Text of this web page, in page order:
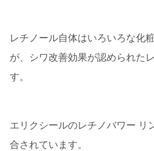
レチノール自体はいろいろな化
が、シワ改善効果が認められた
す。
エリクシールのレチノバワー リ
合されています。